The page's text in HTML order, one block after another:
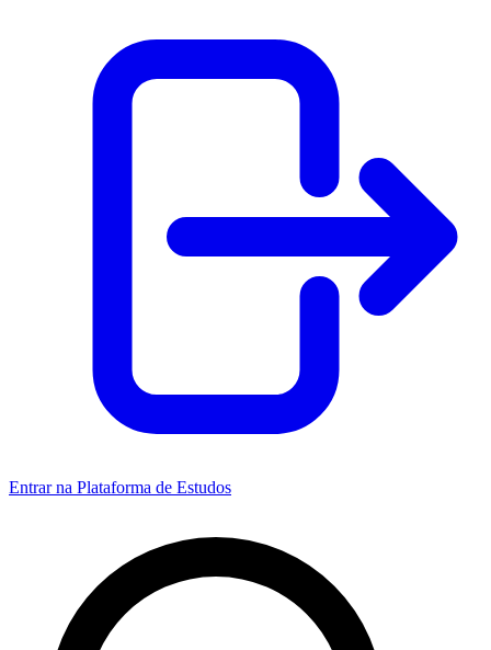
Entrar na Plataforma de Estudos